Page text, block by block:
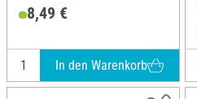
8,49 €
In den Warenkorb